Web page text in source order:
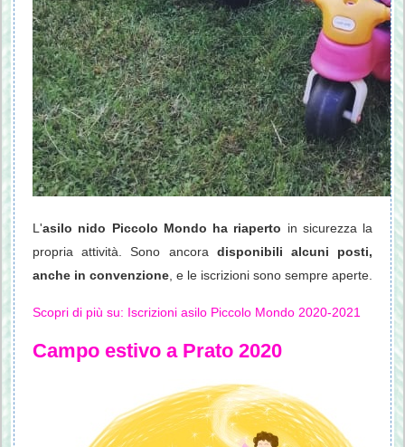
L'asilo nido Piccolo Mondo ha riaperto in sicurezza la
propria attività. Sono ancora disponibili alcuni posti,
anche in convenzione , e le iscrizioni sono sempre aperte.
Scopri di più su: Iscrizioni asilo Piccolo Mondo 2020-2021
Campo estivo a Prato 2020